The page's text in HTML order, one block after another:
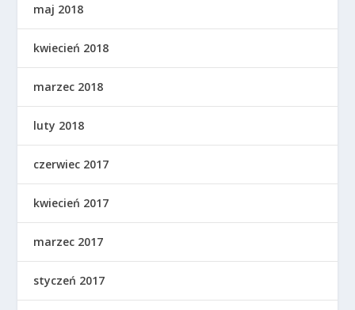
maj 2018
kwiecień 2018
marzec 2018
luty 2018
czerwiec 2017
kwiecień 2017
marzec 2017
styczeń 2017